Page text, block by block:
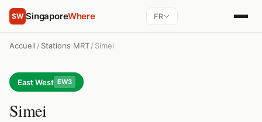
SW SingaporeWhere FR
Accueil / Stations MRT/ Simei
East West EW3
Simei